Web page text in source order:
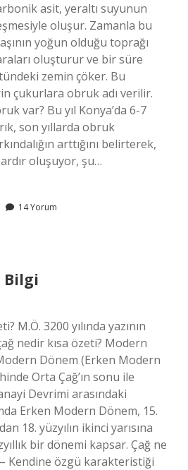
asit, yeraltı suyunun
oluşur. Zamanla bu
yoğun olduğu toprağı
oluşturur ve bir süre
zemin çöker. Bu
çukurlara obruk adı verilir.
var? Bu yıl Konya’da 6-7
son yıllarda obruk
arttığını belirterek,
oluşuyor, şu…
14 Yorum
Bilgi
M.Ö. 3200 yılında yazının
nedir kısa özeti? Modern
Dönem (Erken Modern
Orta Çağ’ın sonu ile
Devrimi arasındaki
Erken Modern Dönem, 15.
18. yüzyılın ikinci yarısına
bir dönemi kapsar. Çağ ne
Kendine özgü karakteristiği